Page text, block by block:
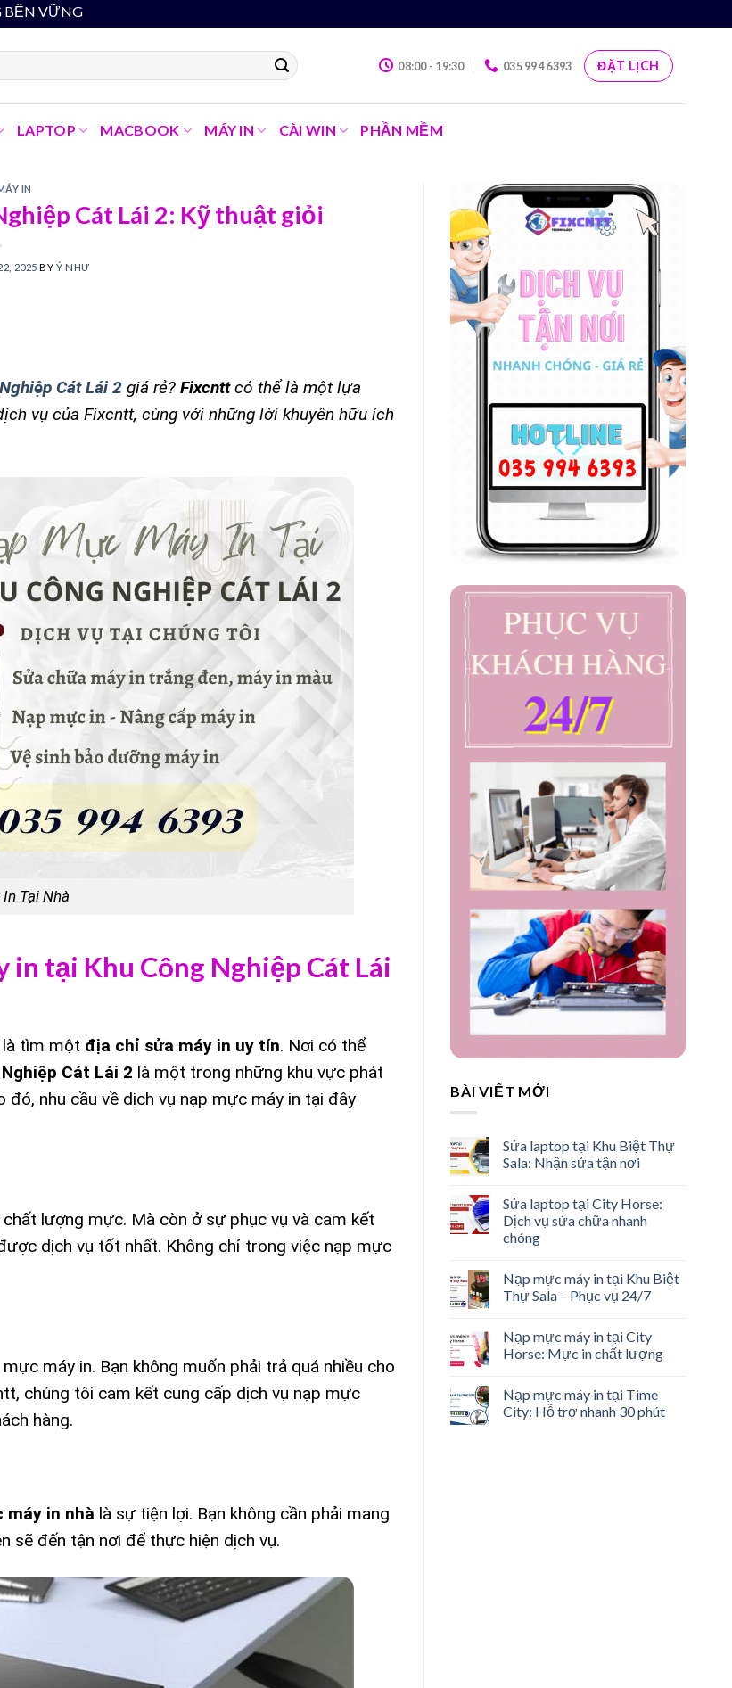
LƯỢNG BỀN VỮNG
08:00 - 19:30 035 994 6393 ĐẶT LỊCH
LAPTOP MACBOOK MÁY IN CÀI WIN PHẦN MỀM
IN
Cát Lái 2: Kỹ thuật giỏi
2025 BY Ý NHƯ
Cát Lái 2 giá rẻ? Fixcnttcó thể là một lựa
vụ của Fixcntt, cùng với những lời khuyên hữu ích
Tại Nhà
in tại Khu Công Nghiệp Cát Lái
là tìm một địa chỉ sửa máy in uy tín. Nơi có thể
Cát Lái 2 là một trong những khu vực phát
nhu cầu về dịch vụ nạp mực máy in tại đây
lượng mực. Mà còn ở sự phục vụ và cam kết
dịch vụ tốt nhất. Không chỉ trong việc nạp mực
máy in. Bạn không muốn phải trả quá nhiều cho
chúng tôi cam kết cung cấp dịch vụ nạp mực
hàng.
máy in nhà là sự tiện lợi. Bạn không cần phải mang
sẽ đến tận nơi để thực hiện dịch vụ.
BÀI VIẾT MỚI
Sửa laptop tại Khu Biệt Thự
Sala: Nhận sửa tận nơi
Sửa laptop tại City Horse:
Dịch vụ sửa chữa nhanh
chóng
Nạp mực máy in tại Khu Biệt
Thự Sala – Phục vụ 24/7
Nạp mực máy in tại City
Horse: Mực in chất lượng
Nạp mực máy in tại Time
City: Hỗ trợ nhanh 30 phút